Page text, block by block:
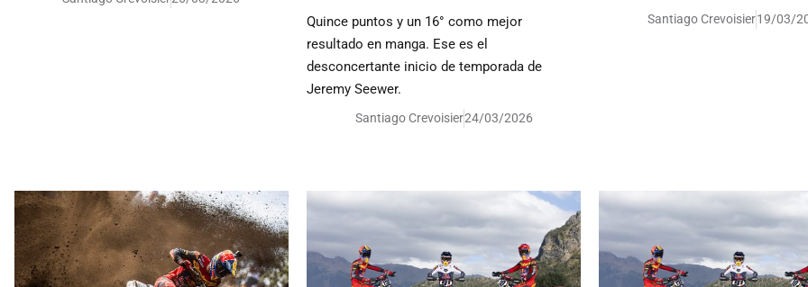
Quince puntos y un 16° como mejor
resultado en manga. Ese es el
desconcertante inicio de temporada de
Jeremy Seewer.
Santiago Crevoisier24/03/2026
Santiago Crevoisier19/03/